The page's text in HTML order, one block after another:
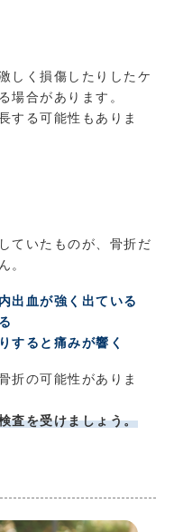
しく損傷したりしたケ
場合があります。
する可能性もありま
ていたものが、骨折だ
。
出血が強く出ている
すると痛みが響く
折の可能性がありま
査を受けましょう。